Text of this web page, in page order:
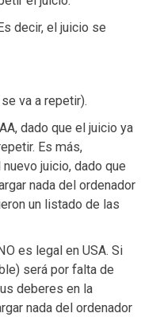
decir, el juicio se
va a repetir).
dado que el juicio ya
Es más,
juicio, dado que
nada del ordenador
un listado de las
es legal en USA. Si
será por falta de
deberes en la
nada del ordenador